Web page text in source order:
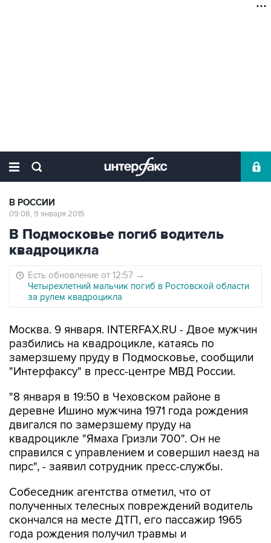
В РОССИИ
09:08, 9 января 2015
В Подмосковье погиб водитель
квадроцикла
Есть обновление от 12:57 →
Четырехлетний мальчик погиб в Ростовской области
за рулем квадроцикла
Москва. 9 января. INTERFAX.RU - Двое мужчин
разбились на квадроцикле, катаясь по
замерзшему пруду в Подмосковье, сообщили
"Интерфаксу" в пресс-центре МВД России.
"8 января в 19:50 в Чеховском районе в
деревне Ишино мужчина 1971 года рождения
двигался по замерзшему пруду на
квадроцикле "Ямаха Гризли 700". Он не
справился с управлением и совершил наезд на
пирс", - заявил сотрудник пресс-службы.
Собеседник агентства отметил, что от
полученных телесных повреждений водитель
скончался на месте ДТП, его пассажир 1965
года рождения получил травмы и